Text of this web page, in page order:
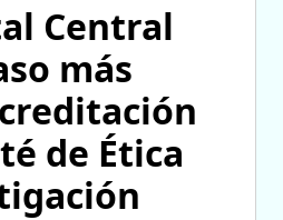
Central
más
de Ética